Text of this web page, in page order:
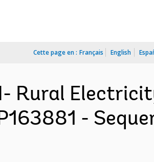
Cette page en : Français English
Rural
-